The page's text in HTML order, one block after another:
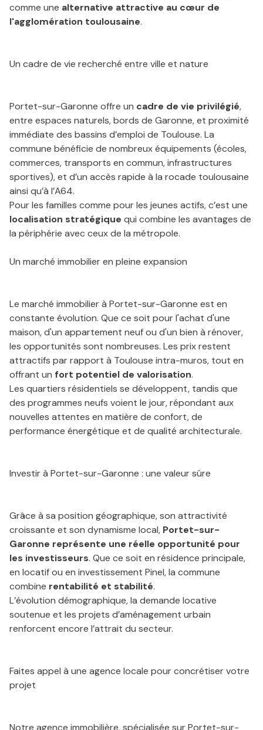
comme une alternative attractive au cœur de
l'agglomération toulousaine.
Un cadre de vie recherché entre ville et nature
Portet-sur-Garonne offre un cadre de vie privilégié,
entre espaces naturels, bords de Garonne, et proximité
immédiate des bassins d’emploi de Toulouse. La
commune bénéficie de nombreux équipements (écoles,
commerces, transports en commun, infrastructures
sportives), et d’un accès rapide à la rocade toulousaine
ainsi qu’à l’A64.
Pour les familles comme pour les jeunes actifs, c’est une
localisation stratégique qui combine les avantages de
la périphérie avec ceux de la métropole.
Un marché immobilier en pleine expansion
Le marché immobilier à Portet-sur-Garonne est en
constante évolution. Que ce soit pour l'achat d'une
maison, d'un appartement neuf ou d'un bien à rénover,
les opportunités sont nombreuses. Les prix restent
attractifs par rapport à Toulouse intra-muros, tout en
offrant un fort potentiel de valorisation.
Les quartiers résidentiels se développent, tandis que
des programmes neufs voient le jour, répondant aux
nouvelles attentes en matière de confort, de
performance énergétique et de qualité architecturale.
Investir à Portet-sur-Garonne : une valeur sûre
Grâce à sa position géographique, son attractivité
croissante et son dynamisme local, Portet-sur-
Garonne représente une réelle opportunité pour
les investisseurs. Que ce soit en résidence principale,
en locatif ou en investissement Pinel, la commune
combine rentabilité et stabilité.
L’évolution démographique, la demande locative
soutenue et les projets d’aménagement urbain
renforcent encore l’attrait du secteur.
Faites appel à une agence locale pour concrétiser votre
projet
Notre agence immobilière, spécialisée sur Portet-sur-